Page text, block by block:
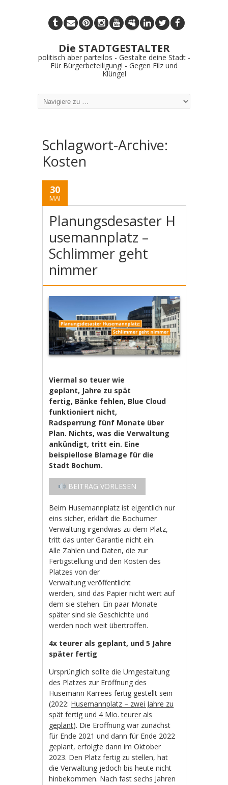
Die STADTGESTALTER
politisch aber parteilos - Gestalte deine Stadt -
Für Bürgerbeteiligung! - Gegen Filz und
Klüngel
Schlagwort-Archive:
Kosten
30
MAI
Planungsdesaster H
usemannplatz –
Schlimmer geht
nimmer
Viermal so teuer wie
geplant, Jahre zu spät
fertig, Bänke fehlen, Blue Cloud
funktioniert nicht,
Radsperrung fünf Monate über
Plan. Nichts, was die Verwaltung
ankündigt, tritt ein. Eine
beispiellose Blamage für die
Stadt Bochum.
BEITRAG VORLESEN
Beim Husemannplatz ist eigentlich nur
eins sicher, erklärt die Bochumer
Verwaltung irgendwas zu dem Platz,
tritt das unter Garantie nicht ein.
Alle Zahlen und Daten, die zur
Fertigstellung und den Kosten des
Platzes von der
Verwaltung veröffentlicht
werden, sind das Papier nicht wert auf
dem sie stehen. Ein paar Monate
später sind sie Geschichte und
werden noch weit übertroffen.
4x teurer als geplant, und 5 Jahre
später fertig
Ursprünglich sollte die Umgestaltung
des Platzes zur Eröffnung des
Husemann Karrees fertig gestellt sein
(2022: Husemannplatz – zwei Jahre zu
spät fertig und 4 Mio. teurer als
geplant). Die Eröffnung war zunächst
für Ende 2021 und dann für Ende 2022
geplant, erfolgte dann im Oktober
2023. Den Platz fertig zu stellen, hat
die Verwaltung jedoch bis heute nicht
hinbekommen. Nach fast sechs Jahren